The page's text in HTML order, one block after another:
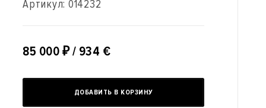
Артикул: 014232
85 000 ₽/ 934 €
ДОБАВИТЬ В КОРЗИНУ